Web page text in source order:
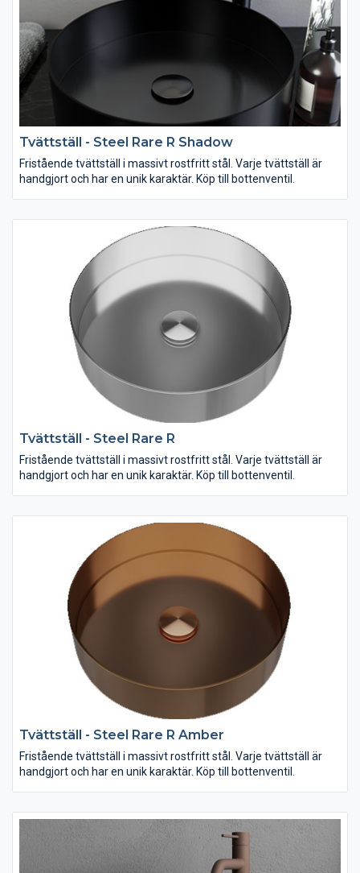
Tvättställ - Steel Rare R Shadow
Fristående tvättställ i massivt rostfritt stål. Varje tvättställ är
handgjort och har en unik karaktär. Köp till bottenventil.
Tvättställ - Steel Rare R
Fristående tvättställ i massivt rostfritt stål. Varje tvättställ är
handgjort och har en unik karaktär. Köp till bottenventil.
Tvättställ - Steel Rare R Amber
Fristående tvättställ i massivt rostfritt stål. Varje tvättställ är
handgjort och har en unik karaktär. Köp till bottenventil.